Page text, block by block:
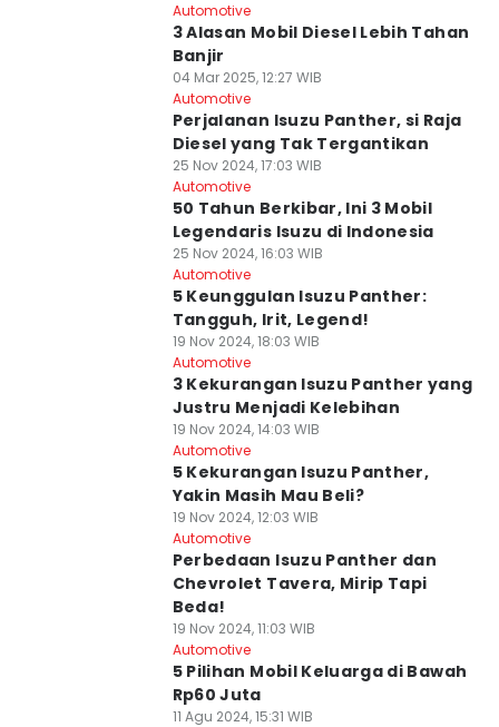
Automotive
3 Alasan Mobil Diesel Lebih Tahan
Banjir
04 Mar 2025, 12:27 WIB
Automotive
Perjalanan Isuzu Panther, si Raja
Diesel yang Tak Tergantikan
25 Nov 2024, 17:03 WIB
Automotive
50 Tahun Berkibar, Ini 3 Mobil
Legendaris Isuzu di Indonesia
25 Nov 2024, 16:03 WIB
Automotive
5 Keunggulan Isuzu Panther:
Tangguh, Irit, Legend!
19 Nov 2024, 18:03 WIB
Automotive
3 Kekurangan Isuzu Panther yang
Justru Menjadi Kelebihan
19 Nov 2024, 14:03 WIB
Automotive
5 Kekurangan Isuzu Panther,
Yakin Masih Mau Beli?
19 Nov 2024, 12:03 WIB
Automotive
Perbedaan Isuzu Panther dan
Chevrolet Tavera, Mirip Tapi
Beda!
19 Nov 2024, 11:03 WIB
Automotive
5 Pilihan Mobil Keluarga di Bawah
Rp60 Juta
11 Agu 2024, 15:31 WIB